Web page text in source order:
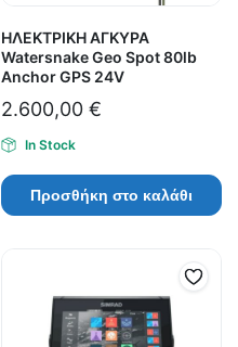
ΗΛΕΚΤΡΙΚΗ ΑΓΚΥΡΑ
Watersnake Geo Spot 80lb
Anchor GPS 24V
2.600,00 €
In Stock
Προσθήκη στο καλάθι